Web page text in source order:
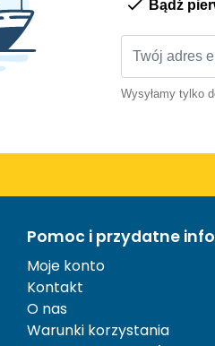
Bądź
Wysyłamy tylko
Pomoc i przydatne
Moje konto
Kontakt
O nas
Warunki korzystania